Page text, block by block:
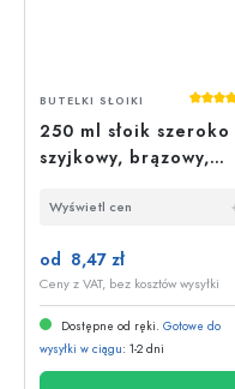
BUTELKI SŁOIKI
250 ml słoik szeroko
szyjkowy, brązowy,
Wyświetl cen
od 8,47 zł
Ceny z VAT, bez kosztów wysyłki
Dostępne od ręki. Gotowe do
wysyłki w ciągu: 1-2 dni